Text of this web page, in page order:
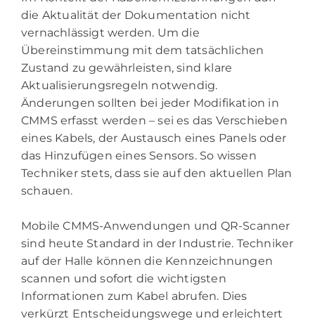
die Aktualität der Dokumentation nicht
vernachlässigt werden. Um die
Übereinstimmung mit dem tatsächlichen
Zustand zu gewährleisten, sind klare
Aktualisierungsregeln notwendig.
Änderungen sollten bei jeder Modifikation in
CMMS erfasst werden – sei es das Verschieben
eines Kabels, der Austausch eines Panels oder
das Hinzufügen eines Sensors. So wissen
Techniker stets, dass sie auf den aktuellen Plan
schauen.
Mobile CMMS-Anwendungen und QR-Scanner
sind heute Standard in der Industrie. Techniker
auf der Halle können die Kennzeichnungen
scannen und sofort die wichtigsten
Informationen zum Kabel abrufen. Dies
verkürzt Entscheidungswege und erleichtert